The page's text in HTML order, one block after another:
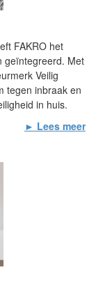
FAKRO het
geïntegreerd. Met
Veilig
tegen inbraak en
in huis.
► Lees meer